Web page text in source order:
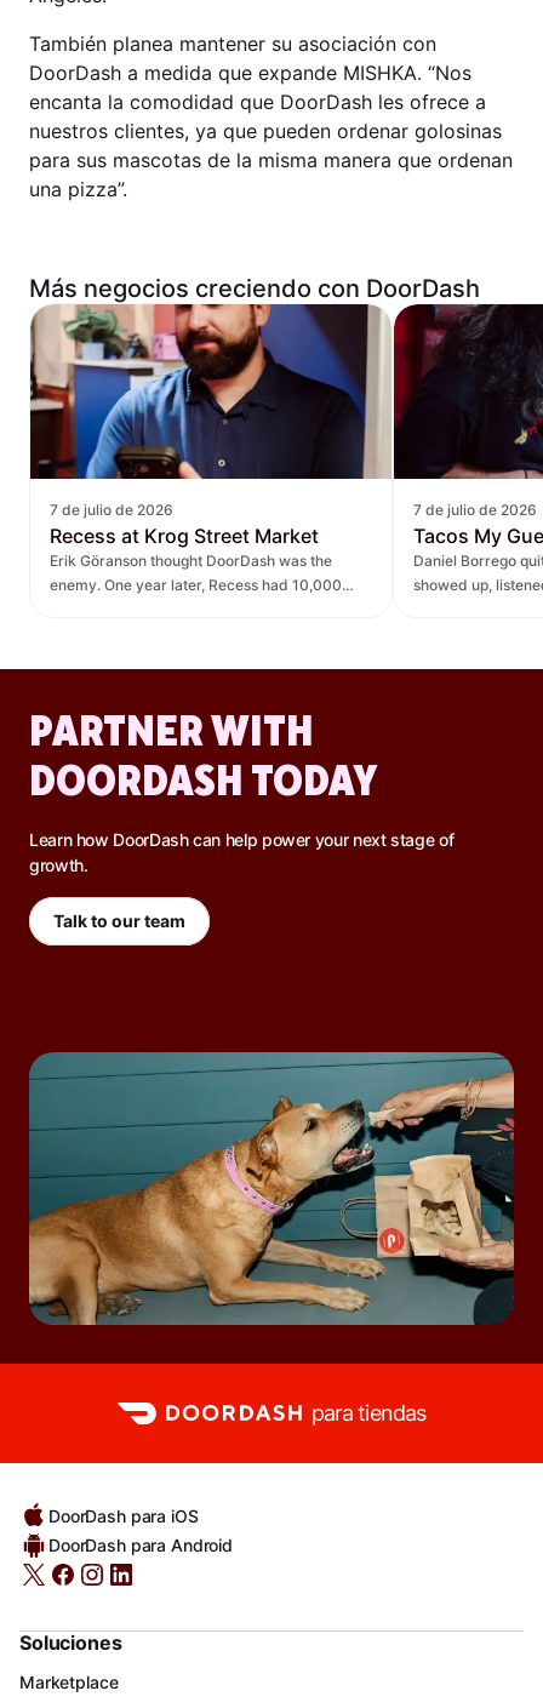
También planea mantener su asociación con
DoorDash a medida que expande MISHKA. “Nos
encanta la comodidad que DoorDash les ofrece a
nuestros clientes, ya que pueden ordenar golosinas
para sus mascotas de la misma manera que ordenan
una pizza”.
Más negocios creciendo con DoorDash
7 de julio de 2026
Recess at Krog Street Market
Erik Göranson thought DoorDash was the
enemy. One year later, Recess had 10,000
7 de julio de 2026
Tacos My
Daniel Borrego
showed up,
PARTNER WITH
DOORDASH TODAY
Learn how DoorDash can help power your next stage of
growth.
Talk to our team
para tiendas
DoorDash para iOS
DoorDash para Android
Soluciones
Marketplace